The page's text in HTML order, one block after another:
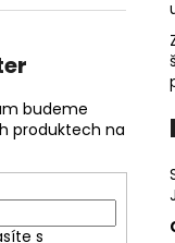
budeme
produktech na
s